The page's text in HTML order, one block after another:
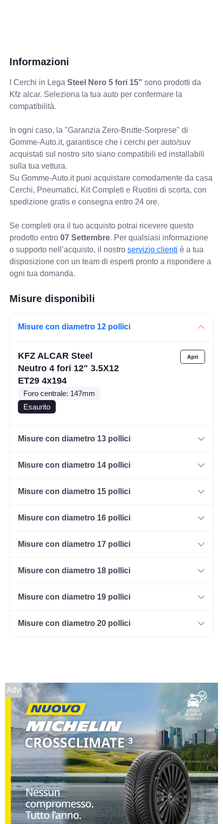
Informazioni
I Cerchi in LegaSteel Nero 5 fori 15" sono prodotti da
Kfz alcar. Seleziona la tua auto per confermare la
compatibilità.
In ogni caso, la "Garanzia Zero-Brutte-Sorprese" di
Gomme-Auto.it, garantisce che i cerchi per auto/suv
acquistati sul nostro sito siano compatibili ed installabili
sulla tua vettura.
Su Gomme-Auto.it puoi acquistare comodamente da casa
Cerchi, Pneumatici, Kit Completi e Ruotini di scorta, con
spedizione gratis e consegna entro 24 ore.
Se completi ora il tuo acquisto potrai ricevere questo
prodotto entro07 Settembre. Per qualsiasi informazione
o supporto nell’acquisto, il nostroservizio clienti è a tua
disposizione con un team di esperti pronto a rispondere a
ogni tua domanda.
Misure disponibili
Misure con diametro 12 pollici
KFZ ALCAR Steel
Neutro 4 fori 12" 3.5X12
ET29 4x194
Foro centrale: 147mm
Esaurito
Misure con diametro 13 pollici
Misure con diametro 14 pollici
Misure con diametro 15 pollici
Misure con diametro 16 pollici
Misure con diametro 17 pollici
Misure con diametro 18 pollici
Misure con diametro 19 pollici
Misure con diametro 20 pollici
Adv